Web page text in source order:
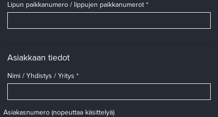
Lipun paikkanumero / lippujen paikkanumerot *
Asiakkaan tiedot
Nimi / Yhdistys / Yritys *
Asiakasnumero (nopeuttaa käsittelyä)